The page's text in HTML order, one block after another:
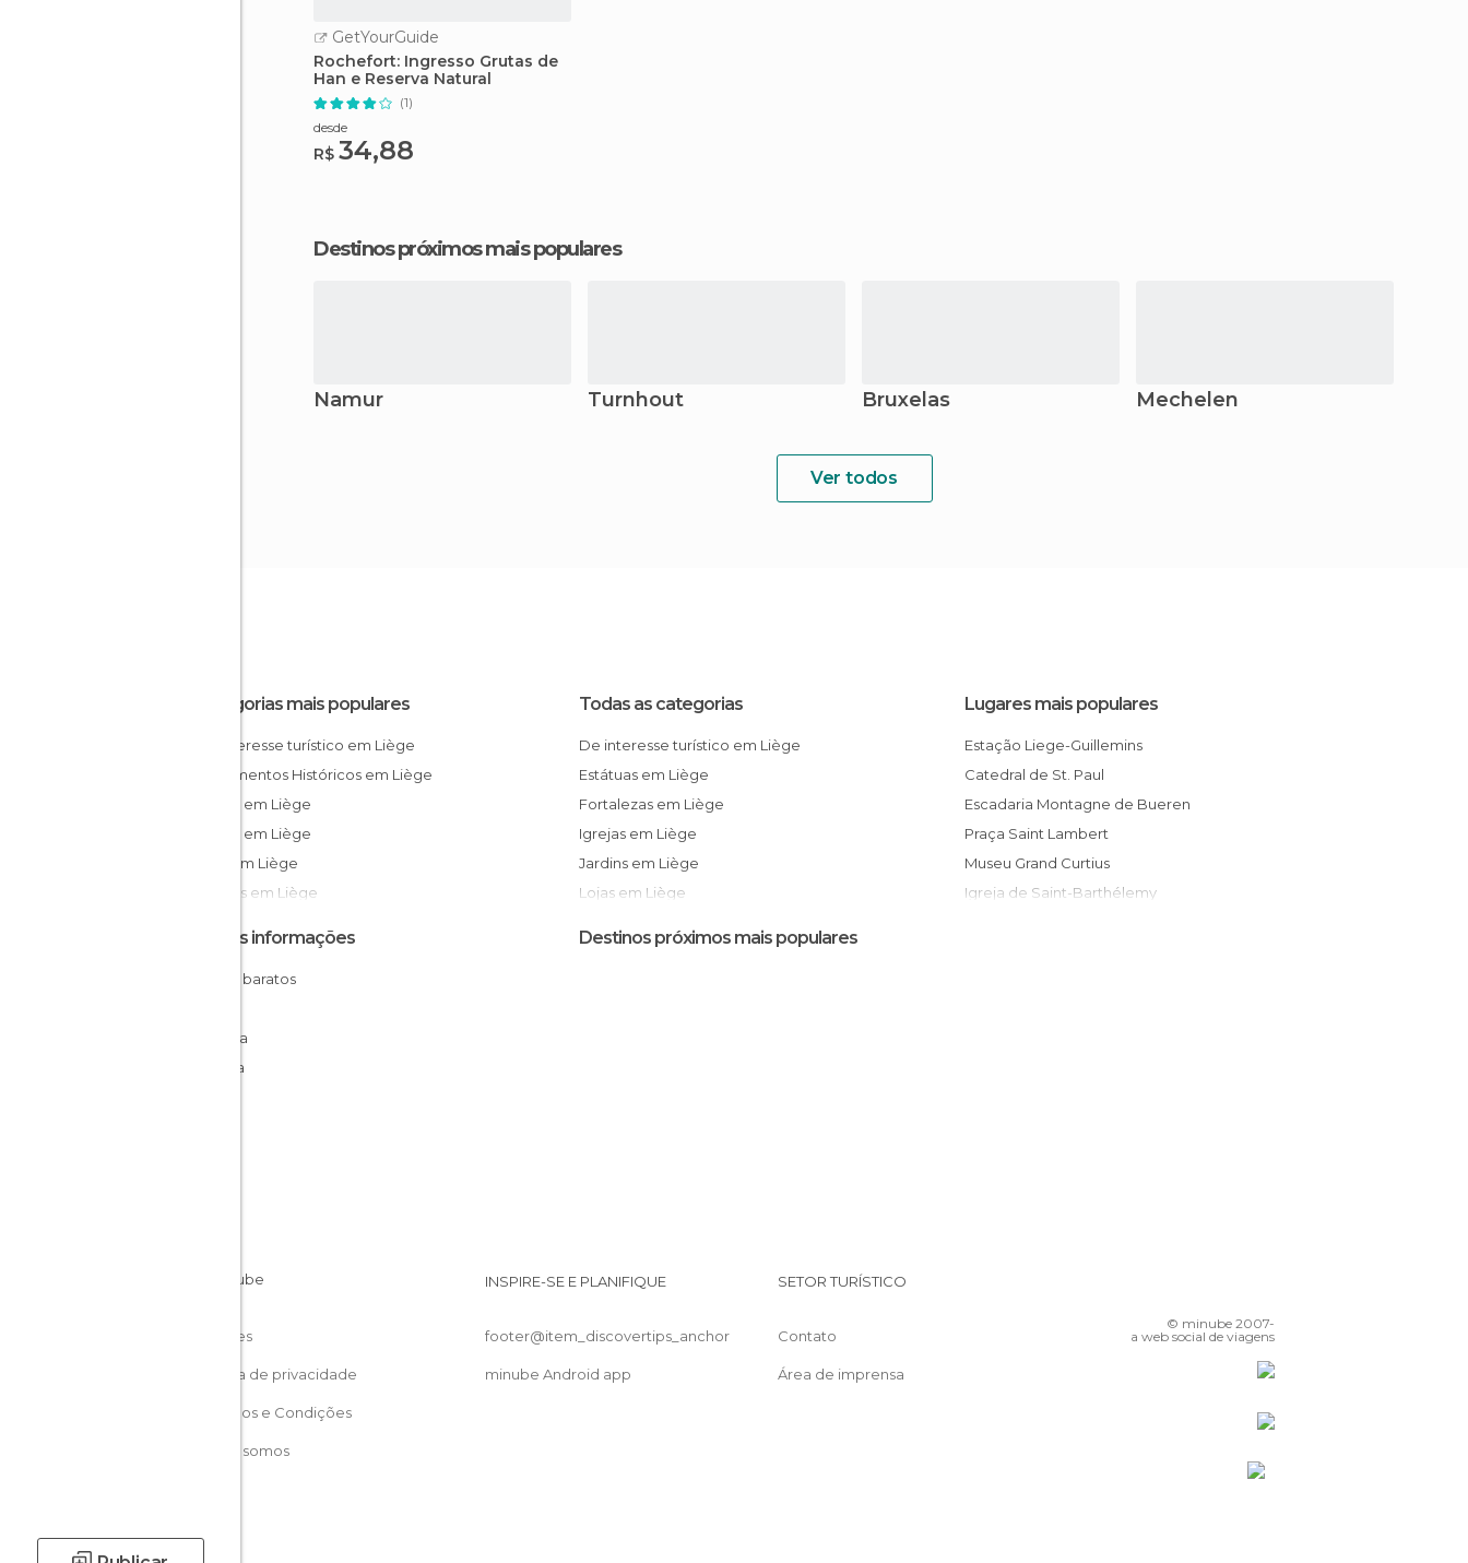
GetYourGuide
Rochefort: Ingresso Grutas de
Han e Reserva Natural
(1)
desde
R$ 34,88
Destinos próximos mais populares
Namur Turnhout Bruxelas Mechelen
Ver todos
Categorias mais populares
De interesse turístico em Liège
Monumentos Históricos em Liège
Igrejas em Liège
Praças em Liège
Ruas em Liège
Museus em Liège
Todas as categorias
De interesse turístico em Liège
Estátuas em Liège
Fortalezas em Liège
Igrejas em Liège
Jardins em Liège
Lojas em Liège
Museus em Liège
Lugares mais populares
Estação Liege-Guillemins
Catedral de St. Paul
Escadaria Montagne de Bueren
Praça Saint Lambert
Museu Grand Curtius
Igreja de Saint-Barthélemy
Outras informações
Hotéis baratos
Bélgica
Valonia
Destinos próximos mais populares
Cookies
Política de privacidade
Términos e Condições
Quem somos
INSPIRE-SE E PLANIFIQUE
footer@item_discovertips_anchor
minube Android app
SETOR TURÍSTICO
Contato
Área de imprensa
© minube 2007-
a web social de viagens